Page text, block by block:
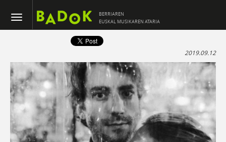
BERRIAREN
EUSKAL MUSIKAREN ATARIA
2019.09.12